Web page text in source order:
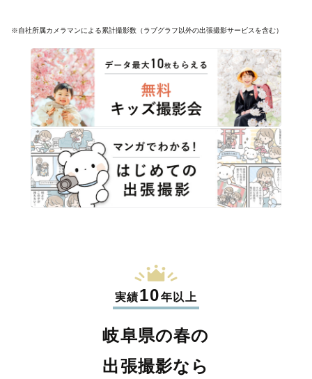
※自社所属カメラマンによる累計撮影数（ラブグラフ以外の出張撮影サービスを含む）
実績10年以上
岐阜県の春の
出張撮影なら